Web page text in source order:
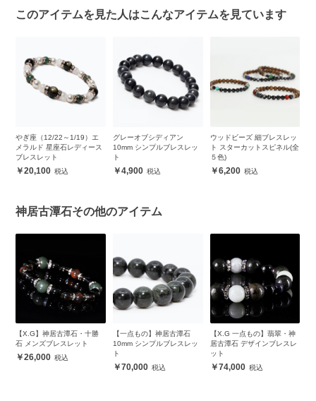
このアイテムを見た人はこんなアイテムを見ています
やぎ座（12/22～1/19）エ
メラルド 星座石レディース
ブレスレット
20,100
グレーオブシディアン
10mm シンプルブレスレッ
ト
4,900
ウッドビーズ 細ブレスレッ
ト スターカットスピネル(全
５色)
6,200
神居古潭石その他のアイテム
【X.G】神居古潭石・十勝
石 メンズブレスレット
26,000
【一点もの】神居古潭石
10mm シンプルブレスレッ
ト
70,000
【X.G 一点もの】翡翠・神
居古潭石 デザインブレスレ
ット
74,000